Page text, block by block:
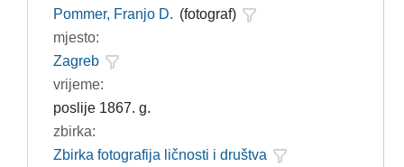
Pommer, Franjo D. (fotograf)
mjesto:
Zagreb
vrijeme:
poslije 1867. g.
zbirka:
Zbirka fotografija ličnosti i društva